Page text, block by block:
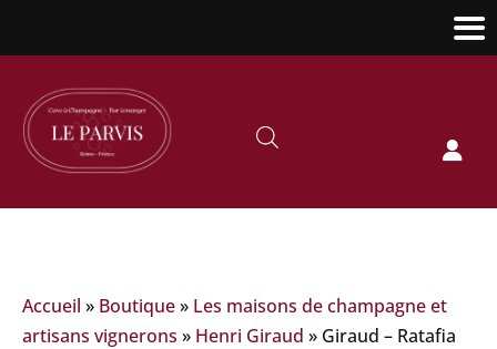

Accueil » Boutique» Les maisons de champagne et
artisans vignerons » Henri Giraud » Giraud – Ratafia